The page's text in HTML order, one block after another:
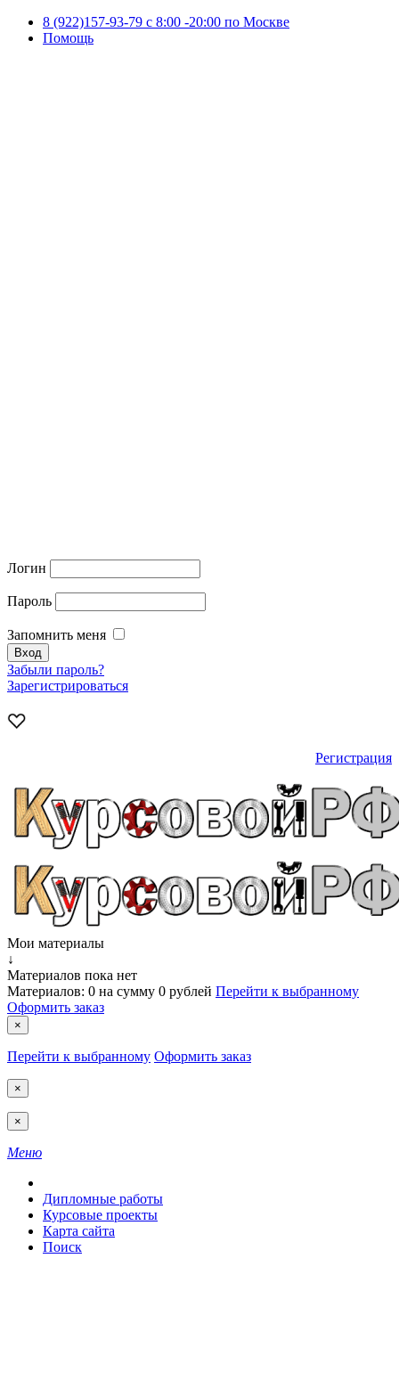
8 (922)157-93-79 c 8:00 -20:00 по Москве
Помощь
Логин
Пароль
Запомнить меня
Забыли пароль?
Зарегистрироваться
Регистрация
Мои материалы
↓
Материалов пока нет
Материалов: 0 на сумму 0 рублей Перейти к выбранному
Оформить заказ
×
Перейти к выбранному Оформить заказ
×
×
Меню
Дипломные работы
Курсовые проекты
Карта сайта
Поиск